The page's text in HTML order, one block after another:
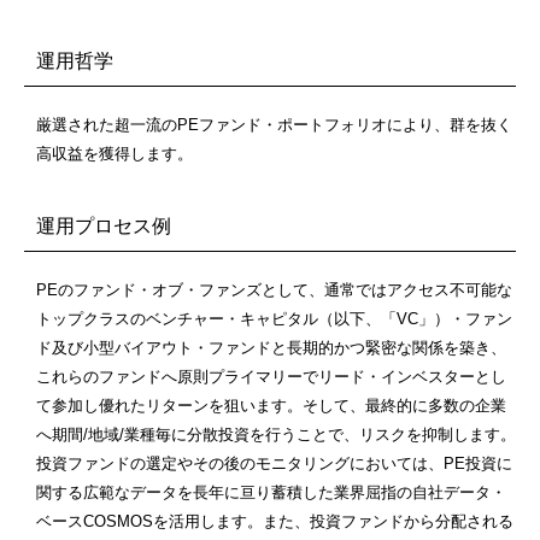
運用哲学
厳選された超一流のPEファンド・ポートフォリオにより、群を抜く
高収益を獲得します。
運用プロセス例
PEのファンド・オブ・ファンズとして、通常ではアクセス不可能な
トップクラスのベンチャー・キャピタル（以下、「VC」）・ファン
ド及び小型バイアウト・ファンドと長期的かつ緊密な関係を築き、
これらのファンドへ原則プライマリーでリード・インベスターとし
て参加し優れたリターンを狙います。そして、最終的に多数の企業
へ期間/地域/業種毎に分散投資を行うことで、リスクを抑制します。
投資ファンドの選定やその後のモニタリングにおいては、PE投資に
関する広範なデータを長年に亘り蓄積した業界屈指の自社データ・
ベースCOSMOSを活用します。また、投資ファンドから分配される